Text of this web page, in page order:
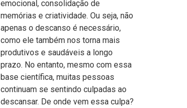
emocional, consolidação de
memórias e criatividade. Ou seja, não
apenas o descanso é necessário,
como ele também nos torna mais
produtivos e saudáveis a longo
prazo. No entanto, mesmo com essa
base científica, muitas pessoas
continuam se sentindo culpadas ao
descansar. De onde vem essa culpa?